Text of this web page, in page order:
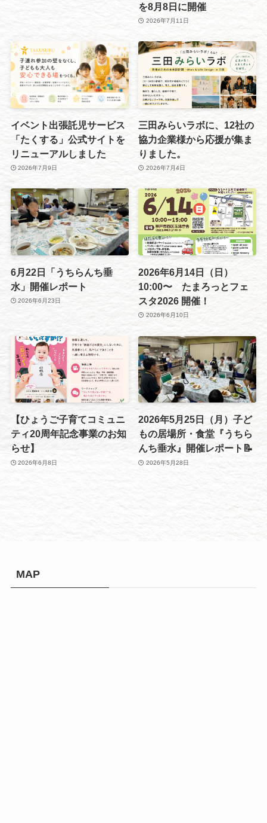
を8月8日に開催
2026年7月11日
イベント出張託児サービス
「たくする」公式サイトを
リニューアルしました
2026年7月9日
三田みらいラボに、12社の
協力企業様から応援が集ま
りました。
2026年7月4日
6月22日「うちらんち垂
水」開催レポート
2026年6月23日
2026年6月14日（日）
10:00〜 たまろっとフェ
スタ2026 開催！
2026年6月10日
【ひょうご子育てコミュニ
ティ20周年記念事業のお知
らせ】
2026年6月8日
2026年5月25日（月）子ど
もの居場所・食堂『うちら
んち垂水』開催レポート📝
2026年5月28日
MAP